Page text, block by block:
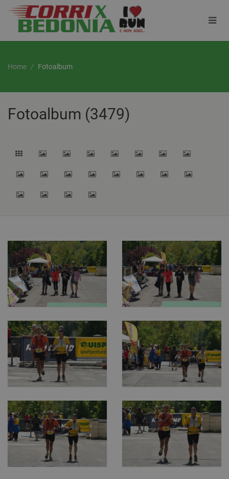
Home Fotoalbum
Fotoalbum (3479)